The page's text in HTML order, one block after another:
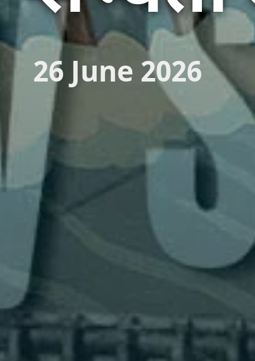
26 June 2026